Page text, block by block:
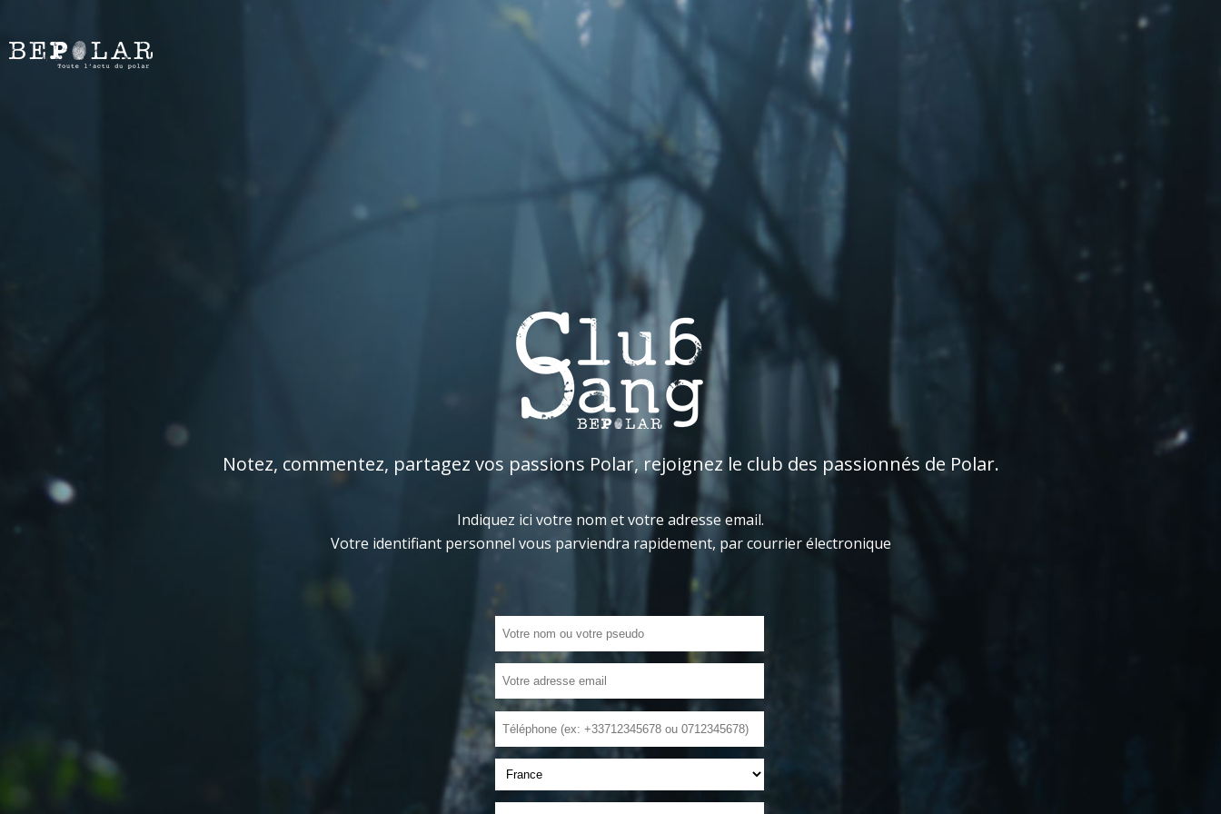
Notez, commentez, partagez vos passions Polar, rejoignez le club des passionnés de Polar.
Indiquez ici votre nom et votre adresse email.
Votre identifiant personnel vous parviendra rapidement, par courrier électronique